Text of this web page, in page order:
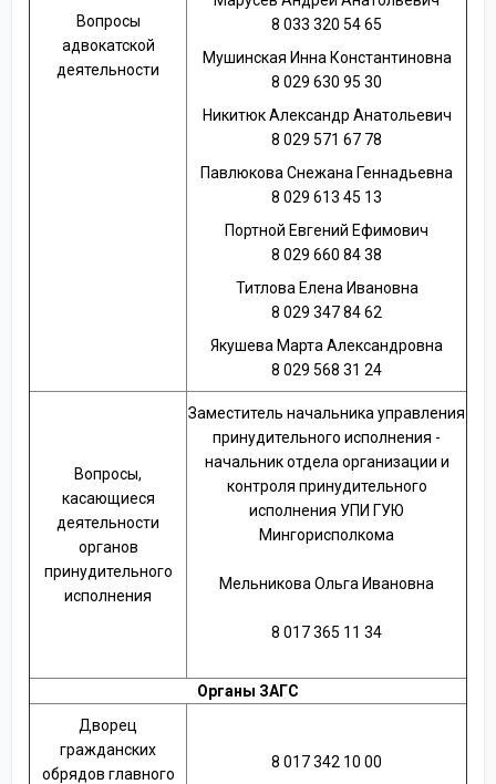
Вопросы
адвокатской
деятельности
8 033 320 54 65
Мушинская Инна Константиновна
8 029 630 95 30
Никитюк Александр Анатольевич
8 029 571 67 78
Павлюкова Снежана Геннадьевна
8 029 613 45 13
Портной Евгений Ефимович
8 029 660 84 38
Титлова Елена Ивановна
8 029 347 84 62
Якушева Марта Александровна
8 029 568 31 24
Вопросы,
касающиеся
деятельности
органов
принудительного
исполнения
Заместитель начальника управления
принудительного исполнения -
начальник отдела организации и
контроля принудительного
исполнения УПИ ГУЮ
Мингорисполкома
Мельникова Ольга Ивановна
8 017 365 11 34
Органы ЗАГС
Дворец
гражданских
обрядов главного
8 017 342 10 00